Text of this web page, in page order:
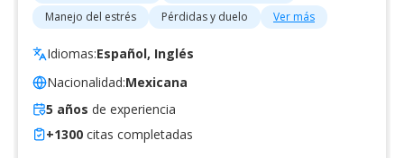
Manejo del estrés
Pérdidas y duelo Ver más
Idiomas:Español, Inglés
Nacionalidad:Mexicana
5 años de experiencia
+1300 citas completadas